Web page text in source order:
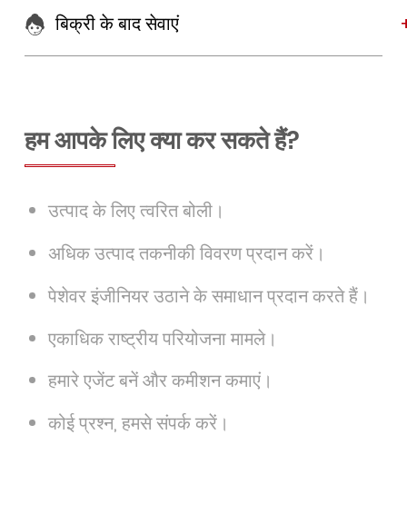
बिक्री के बाद सेवाएं
हम आपके लिए क्या कर सकते हैं?
उत्पाद के लिए त्वरित बोली।
अधिक उत्पाद तकनीकी विवरण प्रदान करें।
पेशेवर इंजीनियर उठाने के समाधान प्रदान करते हैं।
एकाधिक राष्ट्रीय परियोजना मामले।
हमारे एजेंट बनें और कमीशन कमाएं।
कोई प्रश्न, हमसे संपर्क करें।